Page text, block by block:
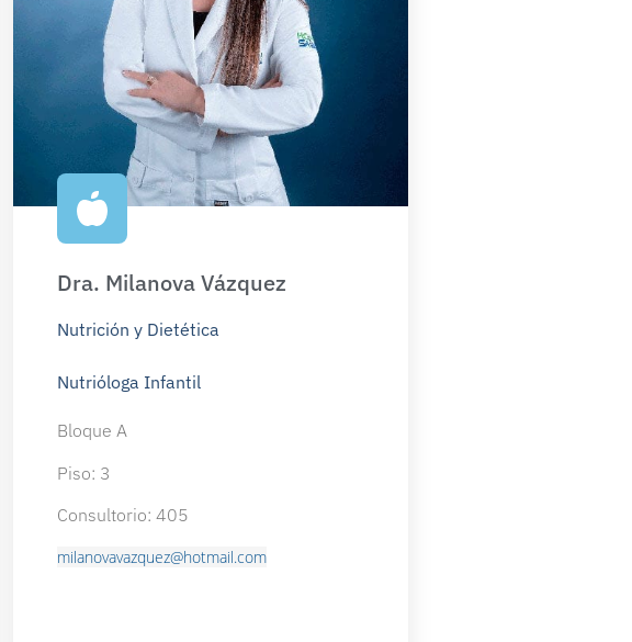
Dra. Milanova Vázquez
Nutrición y Dietética
Nutrióloga Infantil
Bloque A
Piso: 3
Consultorio: 405
milanovavazquez@hotmail.com